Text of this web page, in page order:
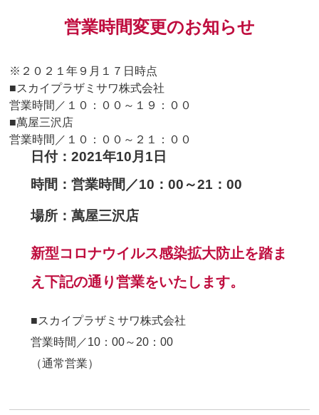
営業時間変更のお知らせ
※２０２１年９月１７日時点
■スカイプラザミサワ株式会社
営業時間／１０：００～１９：００
■萬屋三沢店
営業時間／１０：００～２１：００
日付：2021年10月1日
時間：営業時間／10：00～21：00
場所：萬屋三沢店
新型コロナウイルス感染拡大防止を踏ま
え下記の通り営業をいたします。
■スカイプラザミサワ株式会社
営業時間／10：00～20：00
（通常営業）